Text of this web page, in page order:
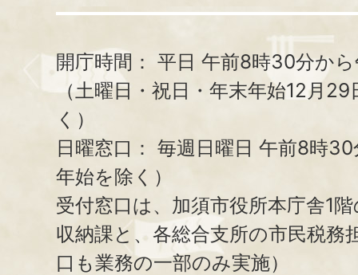
開庁時間： 平日 午前8時30分か
（土曜日・祝日・年末年始12月
く）
日曜窓口： 毎週日曜日 午前8時
年始を除く）
受付窓口は、加須市役所本庁舎1
収納課と、 各総合支所の市民税務
口も業務の一部のみ実施）